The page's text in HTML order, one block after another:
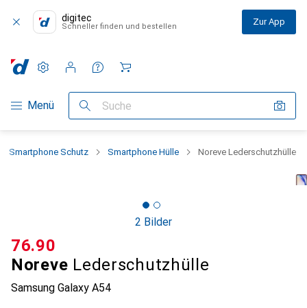
digitec
Schneller finden und bestellen Zur App
Navigation nach Kategorien
Menü Suche
Einstellungen
Kundenkonto
Vergleichslisten
Merklisten
Warenkorb
Smartphone Schutz Smartphone Hülle Noreve Lederschutzhülle
2 Bilder
Noreve Lederschutzhülle
Samsung Galaxy A54
CHF
76.90